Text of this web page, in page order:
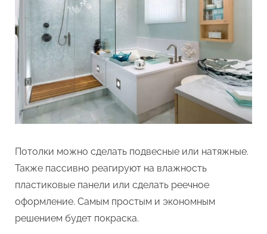
Потолки можно сделать подвесные или натяжные.
Также пассивно реагируют на влажность
пластиковые панели или сделать реечное
оформление. Самым простым и экономным
решением будет покраска.